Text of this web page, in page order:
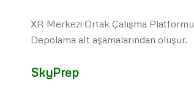
XR Merkezi Ortak Çalışma
Depolama alt aşamalarından oluşur.
SkyPrep